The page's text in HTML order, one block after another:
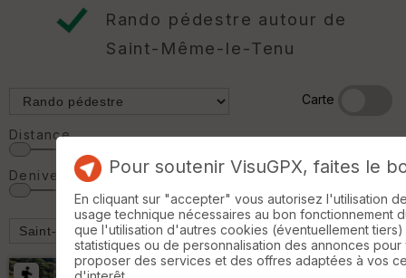
Rando pédestre autour de
Saint-Même-le-Tenu
Carte
Distance
Denivelé Pour soutenir VisuGPX, faites le
En cliquant sur "accepter" vous autorisez l'utilisation
usage technique nécessaires au bon fonctionnement
que l'utilisation d'autres cookies (éventuellement
statistiques ou de personnalisation des annonces pour
proposer des services et des offres adaptées à vos